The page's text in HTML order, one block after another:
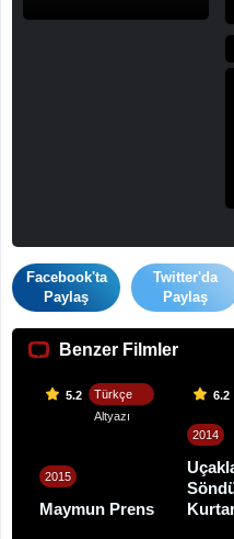
Facebook'ta
Paylaş
Twitter'da
Paylaş
Benzer Filmler
5.2
Türkçe
Altyazı
2015
Maymun Prens
6.2
2014